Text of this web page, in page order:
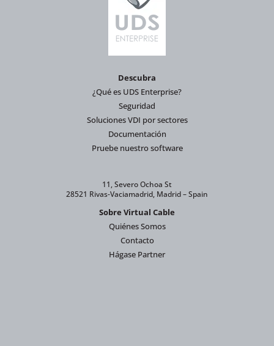
Descubra
¿Qué es UDS Enterprise?
Seguridad
Soluciones VDI por sectores
Documentación
Pruebe nuestro software
11, Severo Ochoa St
28521 Rivas-Vaciamadrid, Madrid – Spain
Sobre Virtual Cable
Quiénes Somos
Contacto
Hágase Partner